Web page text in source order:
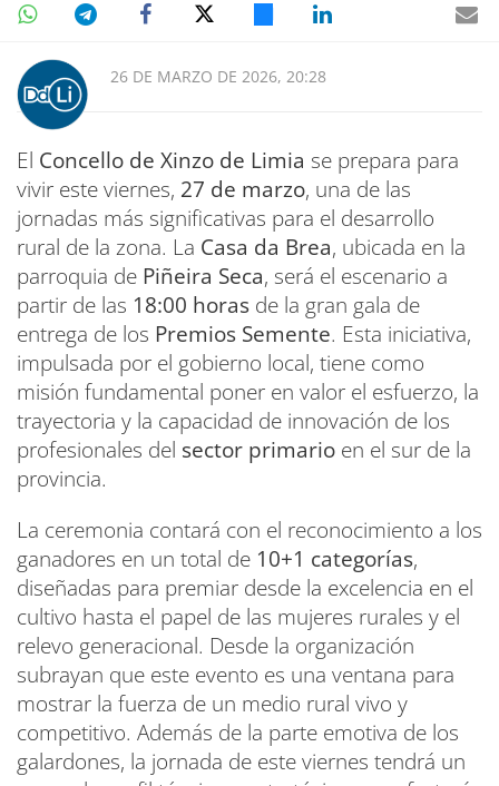
26 DE MARZO DE 2026, 20:28
El Concello de Xinzo de Limia se prepara para
vivir este viernes, 27 de marzo, una de las
jornadas más significativas para el desarrollo
rural de la zona. La Casa da Brea, ubicada en la
parroquia de Piñeira Seca, será el escenario a
partir de las 18:00 horas de la gran gala de
entrega de los Premios Semente. Esta iniciativa,
impulsada por el gobierno local, tiene como
misión fundamental poner en valor el esfuerzo, la
trayectoria y la capacidad de innovación de los
profesionales del sector primario en el sur de la
provincia.
La ceremonia contará con el reconocimiento a los
ganadores en un total de 10+1 categorías,
diseñadas para premiar desde la excelencia en el
cultivo hasta el papel de las mujeres rurales y el
relevo generacional. Desde la organización
subrayan que este evento es una ventana para
mostrar la fuerza de un medio rural vivo y
competitivo. Además de la parte emotiva de los
galardones, la jornada de este viernes tendrá un